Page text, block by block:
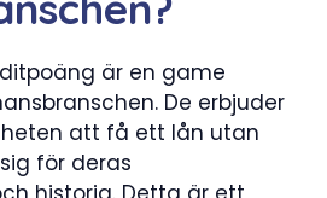
är en game
De erbjuder
att få ett lån utan
för deras